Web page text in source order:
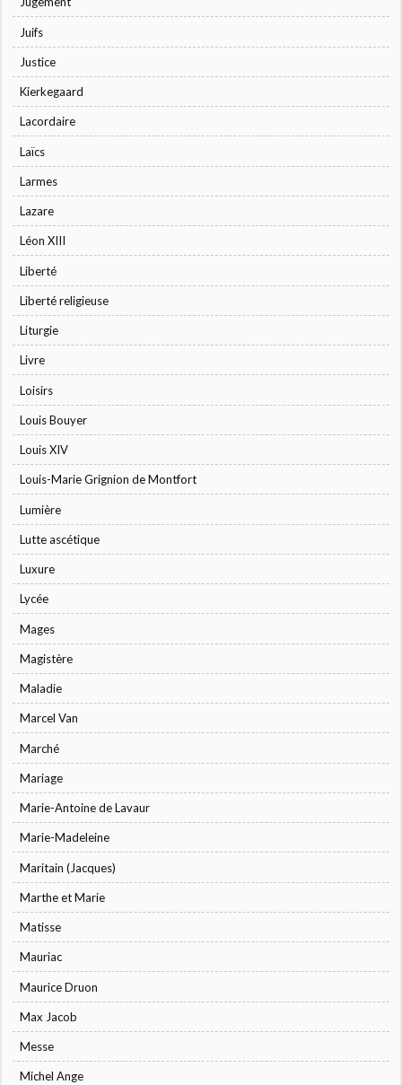
Juifs
Justice
Kierkegaard
Lacordaire
Laïcs
Larmes
Lazare
Léon XIII
Liberté
Liberté religieuse
Liturgie
Livre
Loisirs
Louis Bouyer
Louis XIV
Louis-Marie Grignion de Montfort
Lumière
Lutte ascétique
Luxure
Lycée
Mages
Magistère
Maladie
Marcel Van
Marché
Mariage
Marie-Antoine de Lavaur
Marie-Madeleine
Maritain (Jacques)
Marthe et Marie
Matisse
Mauriac
Maurice Druon
Max Jacob
Messe
Michel Ange